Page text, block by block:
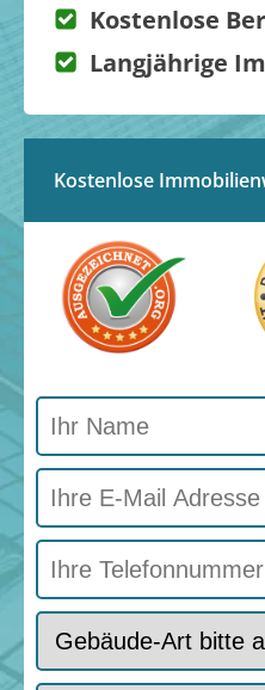
Kostenlose
Langjährige
Kostenlose